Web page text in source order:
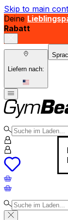
Skip to main
Deine
Rabatt
Liefern nach: